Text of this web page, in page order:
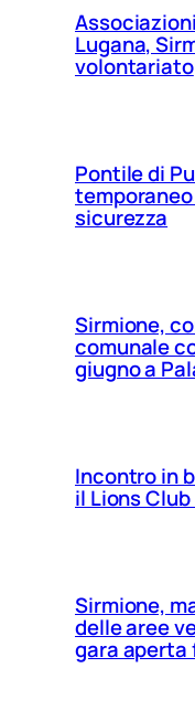
Lugana,
volontariato
Pontile di
sicurezza
Sirmione,
comunale
giugno a
Incontro in
il Lions
Sirmione,
delle aree
gara aperta